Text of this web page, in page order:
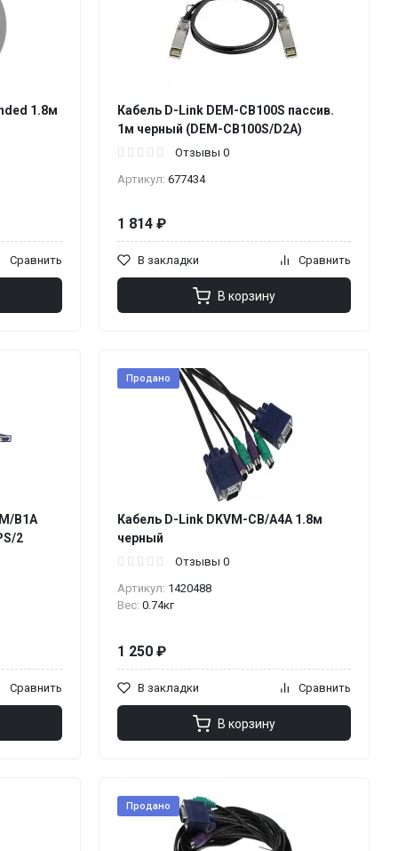
1.8м
Сравнить
Кабель D-Link DEM-CB100S пассив.
1м черный (DEM-CB100S/D2A)
Отзывы 0
Артикул: 677434
1 814 ₽
В закладки Сравнить
В корзину
B1A
2
Сравнить
Продано
Кабель D-Link DKVM-CB/A4A 1.8м
черный
Отзывы 0
Артикул: 1420488
Вес: 0.74кг
1 250 ₽
В закладки Сравнить
В корзину
Продано